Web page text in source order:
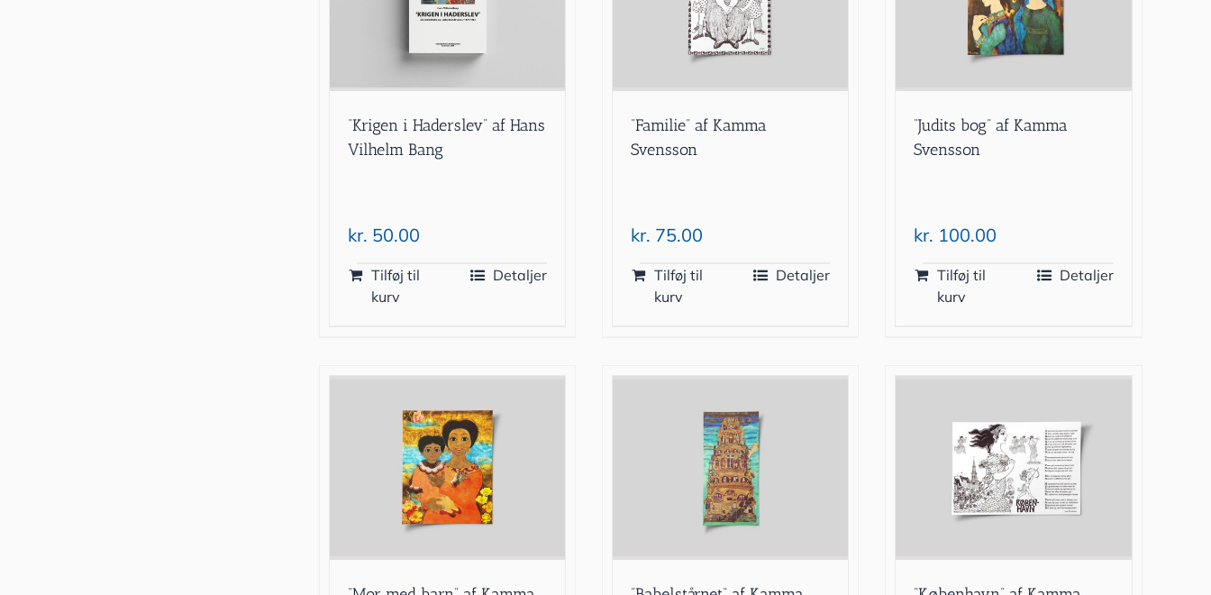
“Krigen i Haderslev” af Hans
Vilhelm Bang
kr. 50.00
Tilføj til
kurv
Detaljer
”Familie” af Kamma
Svensson
kr. 75.00
Tilføj til
kurv
Detaljer
”Judits bog” af Kamma
Svensson
kr. 100.00
Tilføj til
kurv
Detaljer